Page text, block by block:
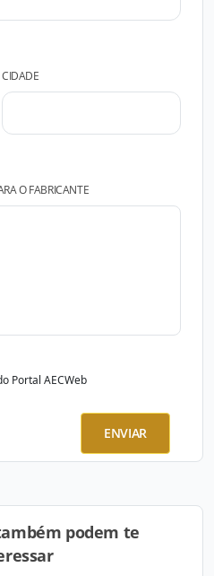
CIDADE
O FABRICANTE
Portal AECWeb
ENVIAR
podem te